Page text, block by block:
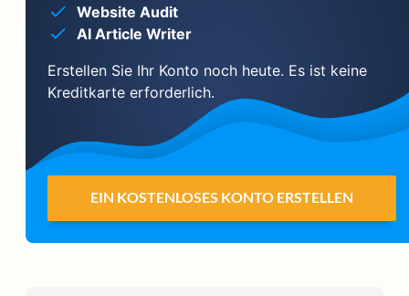
Website Audit
AI Article Writer
Erstellen Sie Ihr Konto noch heute. Es ist keine
Kreditkarte erforderlich.
EIN KOSTENLOSES KONTO ERSTELLEN